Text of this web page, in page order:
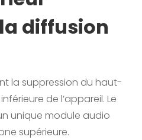
diffusion
la suppression du haut-
de l’appareil. Le
unique module audio
supérieure.